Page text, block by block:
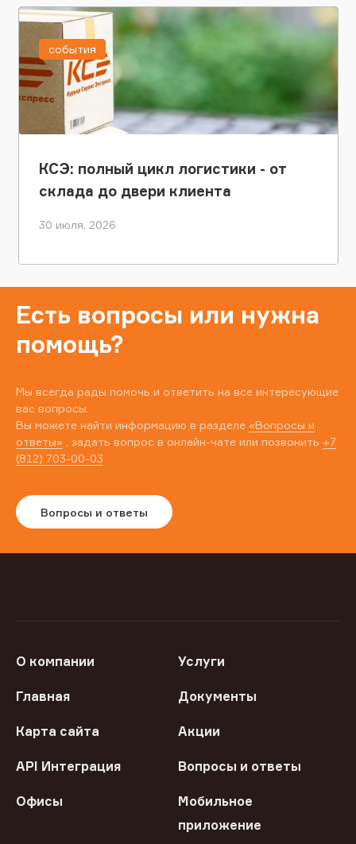
КСЭ: полный цикл логистики - от
склада до двери клиента
30 июля, 2026
события
Есть вопросы или нужна
помощь?
Мы всегда рады помочь и ответить на все интересующие
вас вопросы.
Вы можете найти информацию в разделе «Вопросы и
ответы» , задать вопрос в онлайн-чате или позвонить +7
(812) 703-00-03
Вопросы и ответы
О компании Услуги
Главная Документы
Карта сайта Акции
API Интеграция Вопросы и ответы
Офисы
Мобильное
приложение